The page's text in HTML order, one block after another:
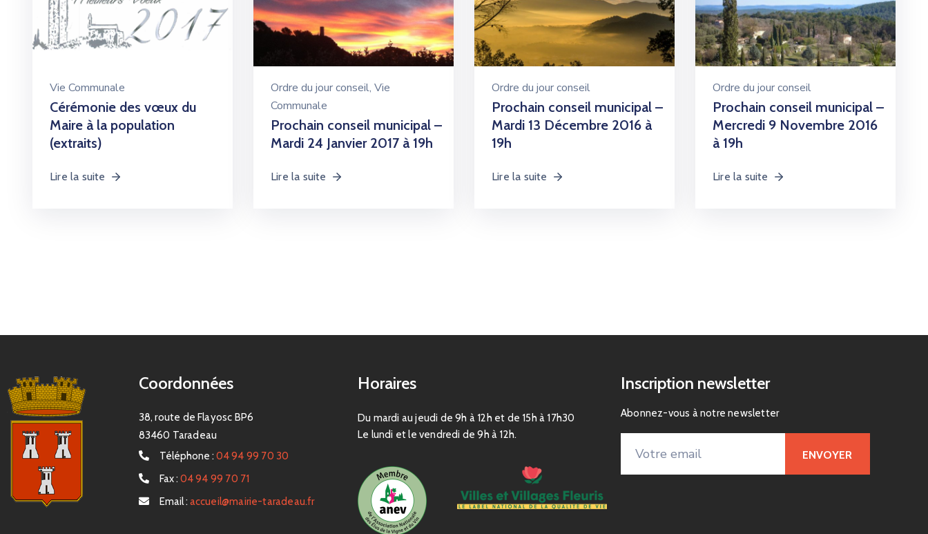
Vie Communale
Cérémonie des vœux du
Maire à la population
(extraits)
Lire la suite
Ordre du jour conseil‚ Vie
Communale
Prochain conseil municipal –
Mardi 24 Janvier 2017 à 19h
Lire la suite
Ordre du jour conseil
Prochain conseil municipal –
Mardi 13 Décembre 2016 à
19h
Lire la suite
Ordre du jour conseil
Prochain conseil municipal –
Mercredi 9 Novembre 2016
à 19h
Lire la suite
Coordonnées
38, route de Flayosc BP6
83460 Taradeau
Téléphone : 04 94 99 70 30
Fax : 04 94 99 70 71
Email : accueil@mairie-taradeau.fr
Horaires
Du mardi au jeudi de 9h à 12h et de 15h à 17h30
Le lundi et le vendredi de 9h à 12h.
Inscription newsletter
Abonnez-vous à notre newsletter